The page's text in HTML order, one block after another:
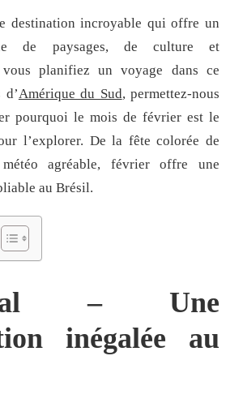
destination incroyable qui offre un
de paysages, de culture et
vous planifiez un voyage dans ce
Amérique du Sud, permettez-nous
pourquoi le mois de février est le
l’explorer. De la fête colorée de
agréable, février offre une
au Brésil.
– Une
inégalée au